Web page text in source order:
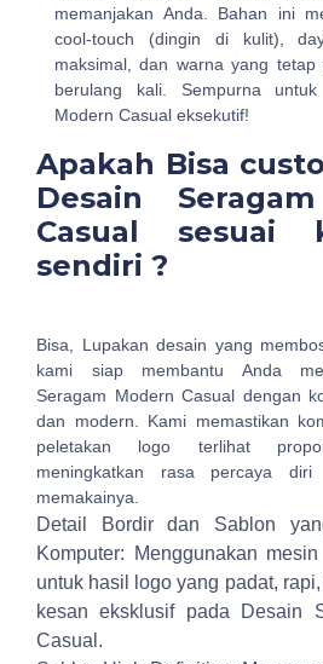
memanjakan Anda. Bahan ini
cool-touch (dingin di kulit),
maksimal, dan warna yang tetap
berulang kali. Sempurna
Modern Casual eksekutif!
Apakah Bisa
Desain
Casual sesuai
sendiri ?
Bisa, Lupakan desain yang
kami siap membantu Anda
Seragam Modern Casual dengan
dan modern. Kami memastikan
peletakan logo terlihat
meningkatkan rasa percaya
memakainya.
Detail Bordir dan Sablon
Komputer: Menggunakan
untuk hasil logo yang padat,
kesan eksklusif pada Desain
Casual.